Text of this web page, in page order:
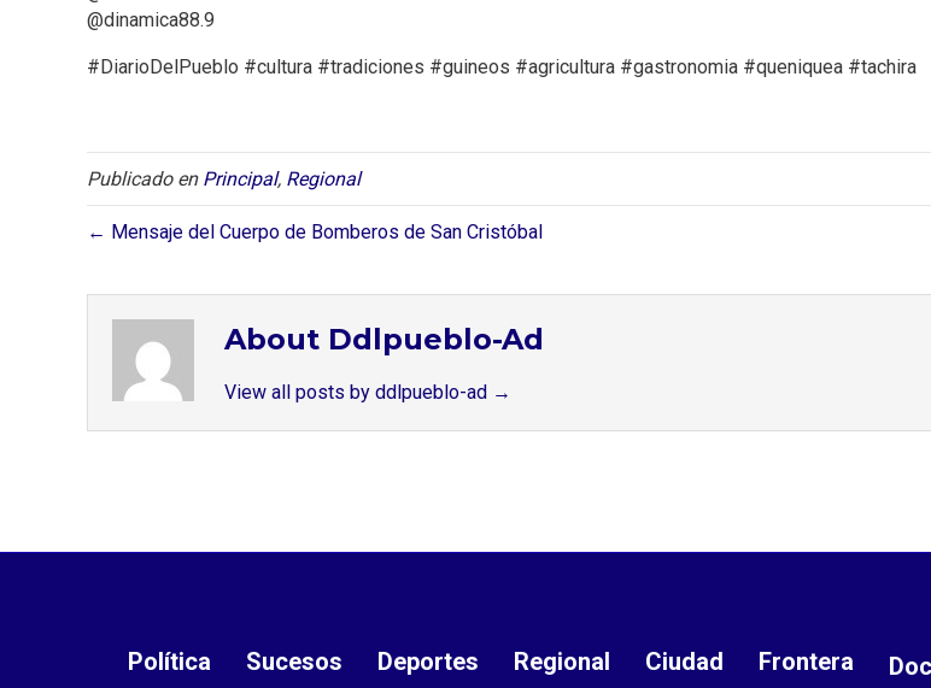
@dinamica88.9
#DiarioDelPueblo #cultura #tradiciones #guineos #agricultura #gastronomia #queniquea #tachira
Publicado en Principal, Regional
← Mensaje del Cuerpo de Bomberos de San Cristóbal
About Ddlpueblo-Ad
View all posts by ddlpueblo-ad →
Política Sucesos Deportes Regional Ciudad Frontera